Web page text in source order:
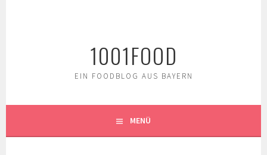
1001FOOD
EIN FOODBLOG AUS BAYERN
MENÜ